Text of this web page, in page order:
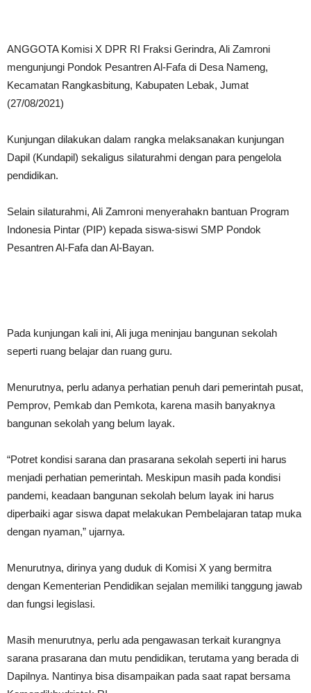
ANGGOTA Komisi X DPR RI Fraksi Gerindra, Ali Zamroni
mengunjungi Pondok Pesantren Al-Fafa di Desa Nameng,
Kecamatan Rangkasbitung, Kabupaten Lebak, Jumat
(27/08/2021)
Kunjungan dilakukan dalam rangka melaksanakan kunjungan
Dapil (Kundapil) sekaligus silaturahmi dengan para pengelola
pendidikan.
Selain silaturahmi, Ali Zamroni menyerahakn bantuan Program
Indonesia Pintar (PIP) kepada siswa-siswi SMP Pondok
Pesantren Al-Fafa dan Al-Bayan.
Pada kunjungan kali ini, Ali juga meninjau bangunan sekolah
seperti ruang belajar dan ruang guru.
Menurutnya, perlu adanya perhatian penuh dari pemerintah pusat,
Pemprov, Pemkab dan Pemkota, karena masih banyaknya
bangunan sekolah yang belum layak.
“Potret kondisi sarana dan prasarana sekolah seperti ini harus
menjadi perhatian pemerintah. Meskipun masih pada kondisi
pandemi, keadaan bangunan sekolah belum layak ini harus
diperbaiki agar siswa dapat melakukan Pembelajaran tatap muka
dengan nyaman,” ujarnya.
Menurutnya, dirinya yang duduk di Komisi X yang bermitra
dengan Kementerian Pendidikan sejalan memiliki tanggung jawab
dan fungsi legislasi.
Masih menurutnya, perlu ada pengawasan terkait kurangnya
sarana prasarana dan mutu pendidikan, terutama yang berada di
Dapilnya. Nantinya bisa disampaikan pada saat rapat bersama